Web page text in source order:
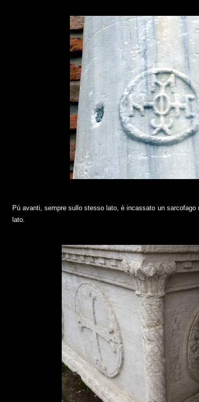
Pù avanti, sempre sullo stesso lato, è incassato un
lato.